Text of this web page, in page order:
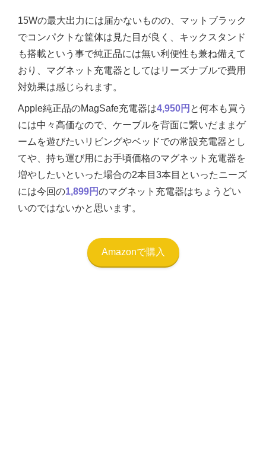
15Wの最大出力には届かないものの、マットブラック
でコンパクトな筐体は見た目が良く、キックスタンド
も搭載という事で純正品には無い利便性も兼ね備えて
おり、マグネット充電器としてはリーズナブルで費用
対効果は感じられます。
Apple純正品のMagSafe充電器は4,950円 と何本も買う
には中々高価なので、ケーブルを背面に繋いだままゲ
ームを遊びたいリビングやベッドでの常設充電器とし
てや、持ち運び用にお手頃価格のマグネット充電器を
増やしたいといった場合の2本目3本目といったニーズ
には今回の1,899円のマグネット充電器はちょうどい
いのではないかと思います。
Amazonで購入